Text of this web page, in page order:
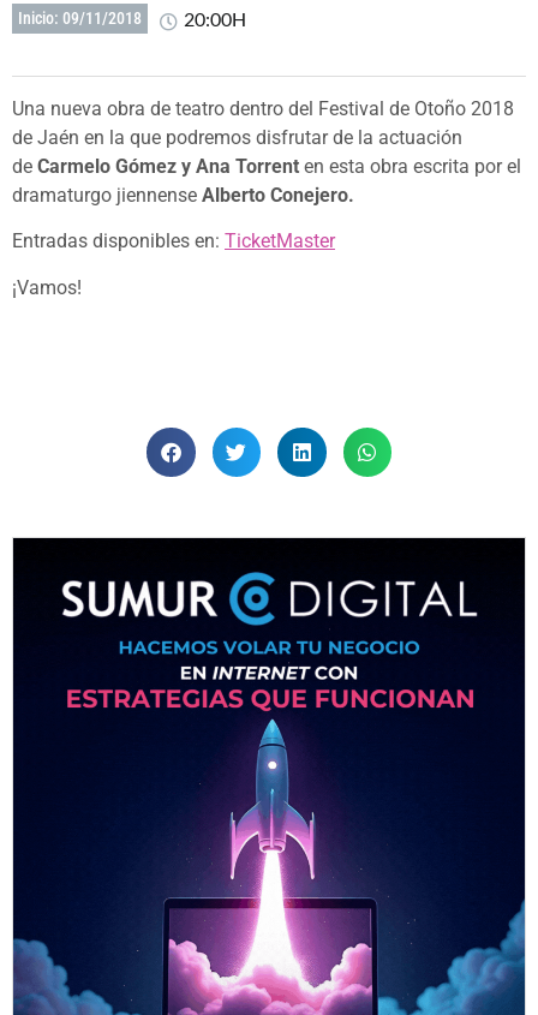
Inicio: 09/11/2018 20:00H
Una nueva obra de teatro dentro del Festival de Otoño 2018
de Jaén en la que podremos disfrutar de la actuación
de Carmelo Gómez y Ana Torrent en esta obra escrita por el
dramaturgo jiennense Alberto Conejero.
Entradas disponibles en: TicketMaster
¡Vamos!